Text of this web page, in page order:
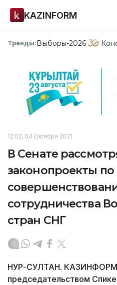
KAZINFORM
Тренды:Выборы-2026
12:02, 04 Октября 2021
В Сенате
законопроекты по
сотрудничества
стран СНГ
НУР-СУЛТАН.
председательством